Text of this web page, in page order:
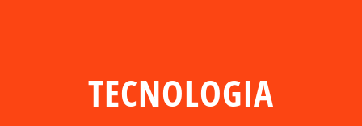
TECNOLOGIA